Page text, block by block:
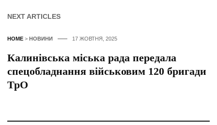
NEXT ARTICLES
HOME > НОВИНИ 17 ЖОВТНЯ, 2025
Калинівська міська рада передала
спецобладнання військовим 120 бригади
ТрО